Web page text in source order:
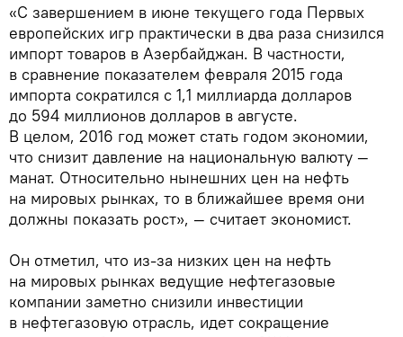
«С завершением в июне текущего года Первых
европейских игр практически в два раза снизился
импорт товаров в Азербайджан. В частности,
в сравнение показателем февраля 2015 года
импорта сократился с 1,1 миллиарда долларов
до 594 миллионов долларов в августе.
В целом, 2016 год может стать годом экономии,
что снизит давление на национальную валюту —
манат. Относительно нынешних цен на нефть
на мировых рынках, то в ближайшее время они
должны показать рост», — считает экономист.
Он отметил, что из-за низких цен на нефть
на мировых рынках ведущие нефтегазовые
компании заметно снизили инвестиции
в нефтегазовую отрасль, идет сокращение